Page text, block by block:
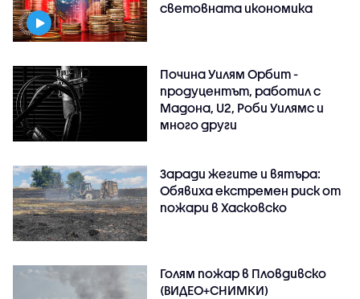
световната икономика
Почина Уилям Орбит -
продуцентът, работил с
Мадона, U2, Роби Уилямс и
много други
Заради жегите и вятъра:
Обявиха екстремен риск от
пожари в Хасковско
Голям пожар в Пловдивско
(ВИДЕО+СНИМКИ)